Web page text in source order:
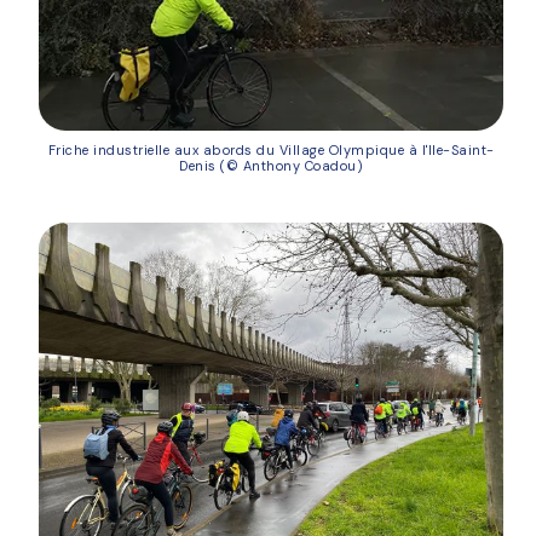
Friche industrielle aux abords du Village Olympique à l'Ile-Saint-
Denis (© Anthony Coadou)